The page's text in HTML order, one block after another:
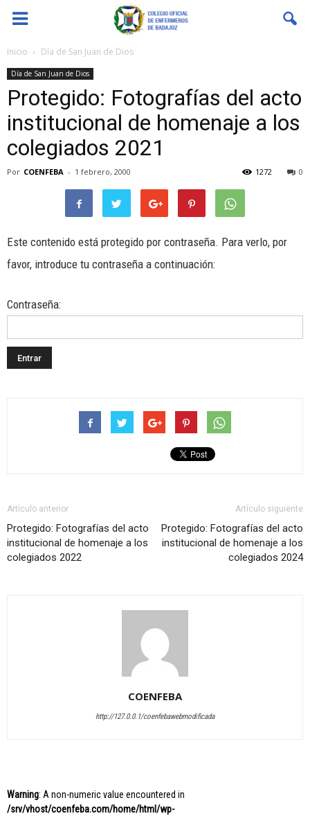
Coenfeba
Inicio Día de San Juan de Dios
Día de San Juan de Dios
Protegido: Fotografías del acto
institucional de homenaje a los
colegiados 2021
Por COENFEBA - 1 febrero, 2000 0
1272
Este contenido está protegido por contraseña. Para verlo, por
favor, introduce tu contraseña a continuación:
Contraseña:
Artículo anterior
Protegido: Fotografías del acto
institucional de homenaje a los
colegiados 2022
Artículo siguiente
Protegido: Fotografías del acto
institucional de homenaje a los
colegiados 2024
COENFEBA
http://127.0.0.1/coenfebawebmodificada
Warning: A non-numeric value encountered in
/srv/vhost/coenfeba.com/home/html/wp-